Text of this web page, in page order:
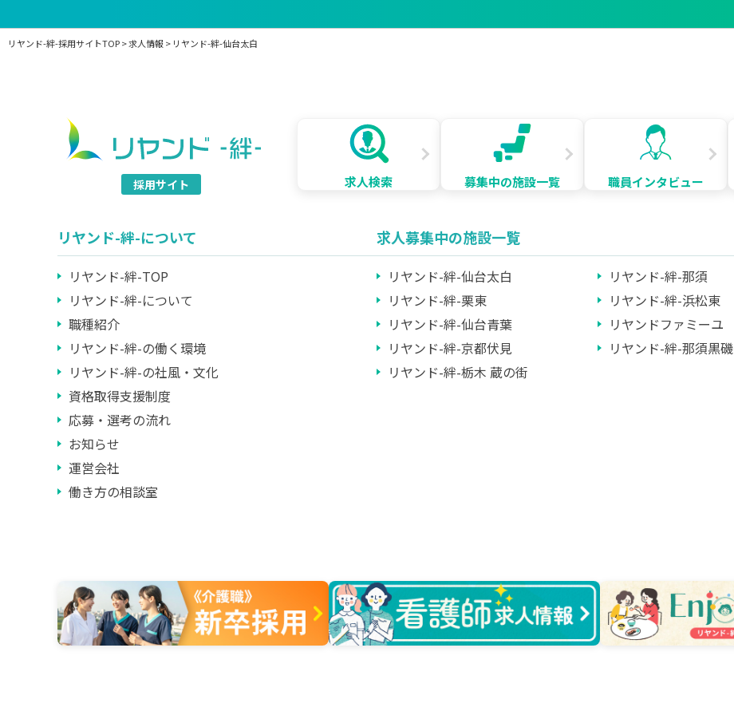
リヤンド-絆-採用サイトTOP>求人情報 > リヤンド-絆-仙台太白
採用サイト 求人検索 募集中の施設一覧 職員インタビュー
リヤンド-絆-について
リヤンド-絆-TOP
リヤンド-絆-について
職種紹介
リヤンド-絆-の働く環境
リヤンド-絆-の社風・文化
資格取得支援制度
応募・選考の流れ
お知らせ
運営会社
働き方の相談室
求人募集中の施設一覧
リヤンド-絆-仙台太白 リヤンド-絆-那須
リヤンド-絆-栗東
リヤンド-絆-浜松東
リヤンド-絆-仙台青葉
リヤンドファミーユ
リヤンド-絆-京都伏見
リヤンド-絆-那須黒磯
リヤンド-絆-栃木 蔵の街